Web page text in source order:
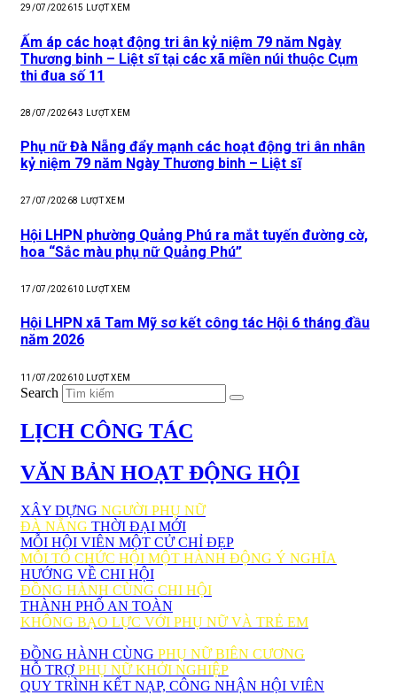
29/07/202615 LƯỢT XEM
Ấm áp các hoạt động tri ân kỷ niệm 79 năm Ngày
Thương binh – Liệt sĩ tại các xã miền núi thuộc Cụm
thi đua số 11
28/07/202643 LƯỢT XEM
Phụ nữ Đà Nẵng đẩy mạnh các hoạt động tri ân nhân
kỷ niệm 79 năm Ngày Thương binh – Liệt sĩ
27/07/20268 LƯỢT XEM
Hội LHPN phường Quảng Phú ra mắt tuyến đường cờ,
hoa “Sắc màu phụ nữ Quảng Phú”
17/07/202610 LƯỢT XEM
Hội LHPN xã Tam Mỹ sơ kết công tác Hội 6 tháng đầu
năm 2026
11/07/202610 LƯỢT XEM
Search
LỊCH CÔNG TÁC
VĂN BẢN HOẠT ĐỘNG HỘI
XÂY DỰNG NGƯỜI PHỤ NỮ
ĐÀ NẴNG THỜI ĐẠI MỚI
MỖI HỘI VIÊN MỘT CỬ CHỈ ĐẸP
MỖI TỔ CHỨC HỘI MỘT HÀNH ĐỘNG Ý NGHĨA
HƯỚNG VỀ CHI HỘI
ĐỒNG HÀNH CÙNG CHI HỘI
THÀNH PHỐ AN TOÀN
KHÔNG BẠO LỰC VỚI PHỤ NỮ VÀ TRẺ EM
ĐỒNG HÀNH CÙNG PHỤ NỮ BIÊN CƯƠNG
HỖ TRỢ PHỤ NỮ KHỞI NGHIỆP
QUY TRÌNH KẾT NẠP, CÔNG NHẬN HỘI VIÊN